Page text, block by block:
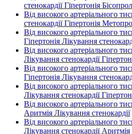
стенокардії Гіпертонія
Від високого артеріального
стенокардії Гіпертонія
Від високого артеріального
Гіпертонія Лікування
Від високого артеріального
Лікування стенокардії
Від високого артеріального
Гіпертонія Лікування
Від високого артеріального
Лікування стенокардії
Від високого артеріального
Аритмія Лікування стенокардії
Від високого артеріального
Лікування стенокардії Аритмія